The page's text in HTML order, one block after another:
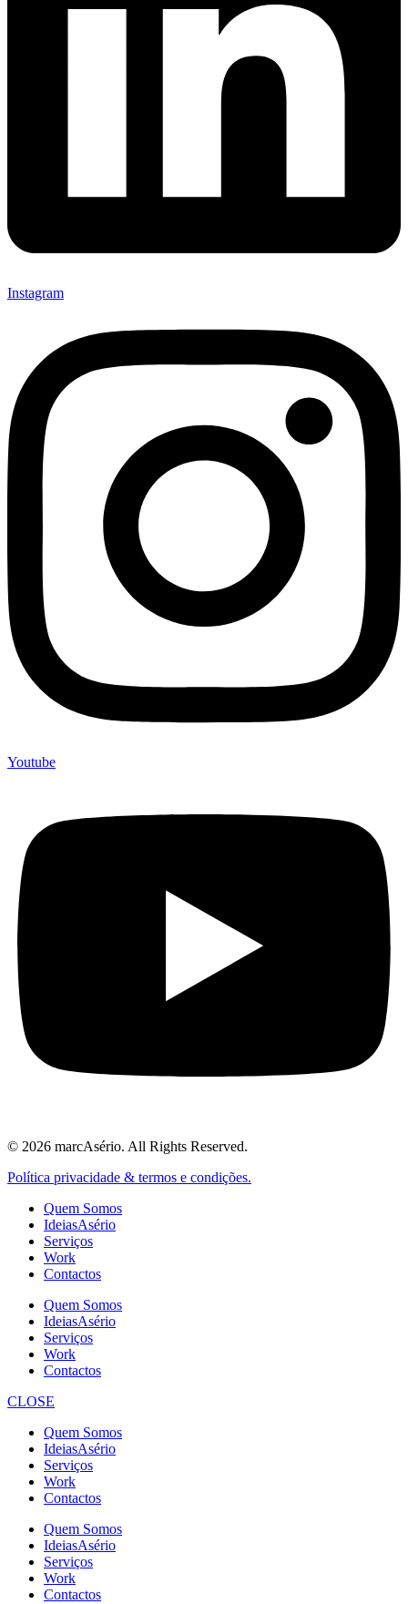
Instagram
Youtube
© 2026 marcAsério. All Rights Reserved.
Política privacidade & termos e condições.
Quem Somos
IdeiasAsério
Serviços
Work
Contactos
Quem Somos
IdeiasAsério
Serviços
Work
Contactos
CLOSE
Quem Somos
IdeiasAsério
Serviços
Work
Contactos
Quem Somos
IdeiasAsério
Serviços
Work
Contactos